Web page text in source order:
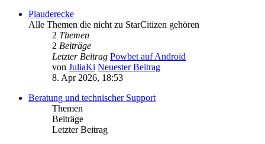
Plauderecke
Alle Themen die nicht zu StarCitizen gehören
2 Themen
2 Beiträge
Letzter Beitrag Powbet auf Android
von JuliaKi Neuester Beitrag
8. Apr 2026, 18:53
Beratung und technischer Support
Themen
Beiträge
Letzter Beitrag